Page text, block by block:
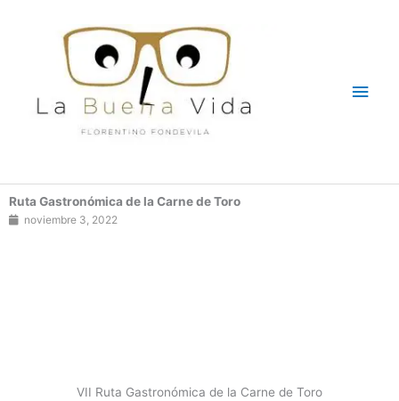
Ruta Gastronómica de la Carne de Toro
noviembre 3, 2022
VII Ruta Gastronómica de la Carne de Toro